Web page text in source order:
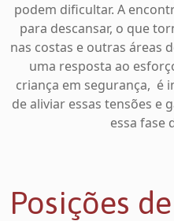
podem dificultar. A
para descansar, o que
nas costas e outras áreas
uma resposta ao
criança em segurança, é
de aliviar essas tensões e
essa fase
Posições